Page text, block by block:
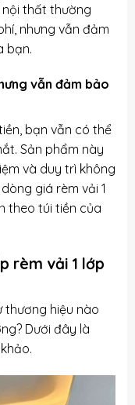
thất thường
nhưng vẫn đảm
bạn.
vẫn đảm bảo
bạn vẫn có thể
Sản phẩm này
và duy trì không
giá rèm vải 1
theo túi tiền của
rèm vải 1 lớp
thương hiệu nào
Dưới đây là